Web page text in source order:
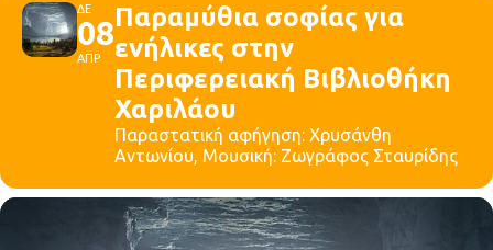
ΔΕ
08
ΑΠΡ
Παραμύθια σοφίας για
ενήλικες στην
Περιφερειακή Βιβλιοθήκη
Χαριλάου
Παραστατική αφήγηση: Χρυσάνθη
Αντωνίου, Μουσική: Ζωγράφος Σταυρίδης